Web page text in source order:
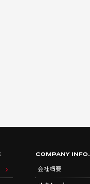
COMPANY INFO.
会社概要